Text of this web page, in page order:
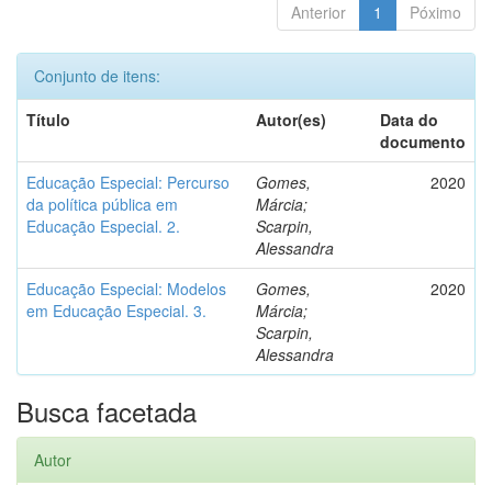
Anterior 1 Póximo
Conjunto de itens:
Título
Autor(es)
Data do
documento
Educação Especial: Percurso
da política pública em
Educação Especial. 2.
Gomes,
Márcia;
Scarpin,
Alessandra
2020
Educação Especial: Modelos
em Educação Especial. 3.
Gomes,
Márcia;
Scarpin,
Alessandra
2020
Busca facetada
Autor